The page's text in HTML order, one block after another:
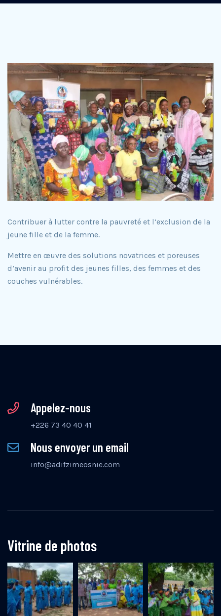
Contribuer à lutter contre la pauvreté et l’exclusion de la
jeune fille et de la femme.
Mettre en œuvre des solutions novatrices et poreuses
d’avenir au profit des jeunes filles, des femmes et des
couches vulnérables.
Appelez-nous
+226 73 40 40 41
Nous envoyer un email
info@adifzimeosnie.com
Vitrine de photos